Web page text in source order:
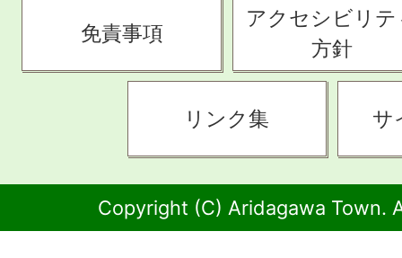
免責事項
アクセシビリテ
方針
リンク集 サ
Copyright (C) Aridagawa Town.